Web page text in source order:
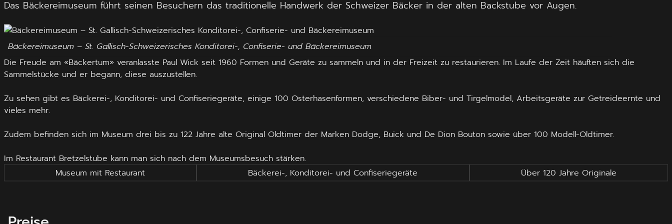
Das Bäckereimuseum führt seinen Besuchern das traditionelle Handwerk der Schweizer Bäcker in der alten Backstube vor Augen.
Bäckereimuseum – St. Gallisch-Schweizerisches Konditorei-, Confiserie- und Bäckereimuseum
Die Freude am «Bäckertum» veranlasste Paul Wick seit 1960 Formen und Geräte zu sammeln und in der Freizeit zu restaurieren. Im Laufe der Zeit häuften sich die
Sammelstücke und er begann, diese auszustellen.
Zu sehen gibt es Bäckerei-, Konditorei- und Confiseriegeräte, einige 100 Osterhasenformen, verschiedene Biber- und Tirgelmodel, Arbeitsgeräte zur Getreideernte und
vieles mehr.
Zudem befinden sich im Museum drei bis zu 122 Jahre alte Original Oldtimer der Marken Dodge, Buick und De Dion Bouton sowie über 100 Modell-Oldtimer.
Im Restaurant Bretzelstube kann man sich nach dem Museumsbesuch stärken.
Museum mit Restaurant
Bäckerei-, Konditorei- und Confiseriegeräte Über 120 Jahre Originale